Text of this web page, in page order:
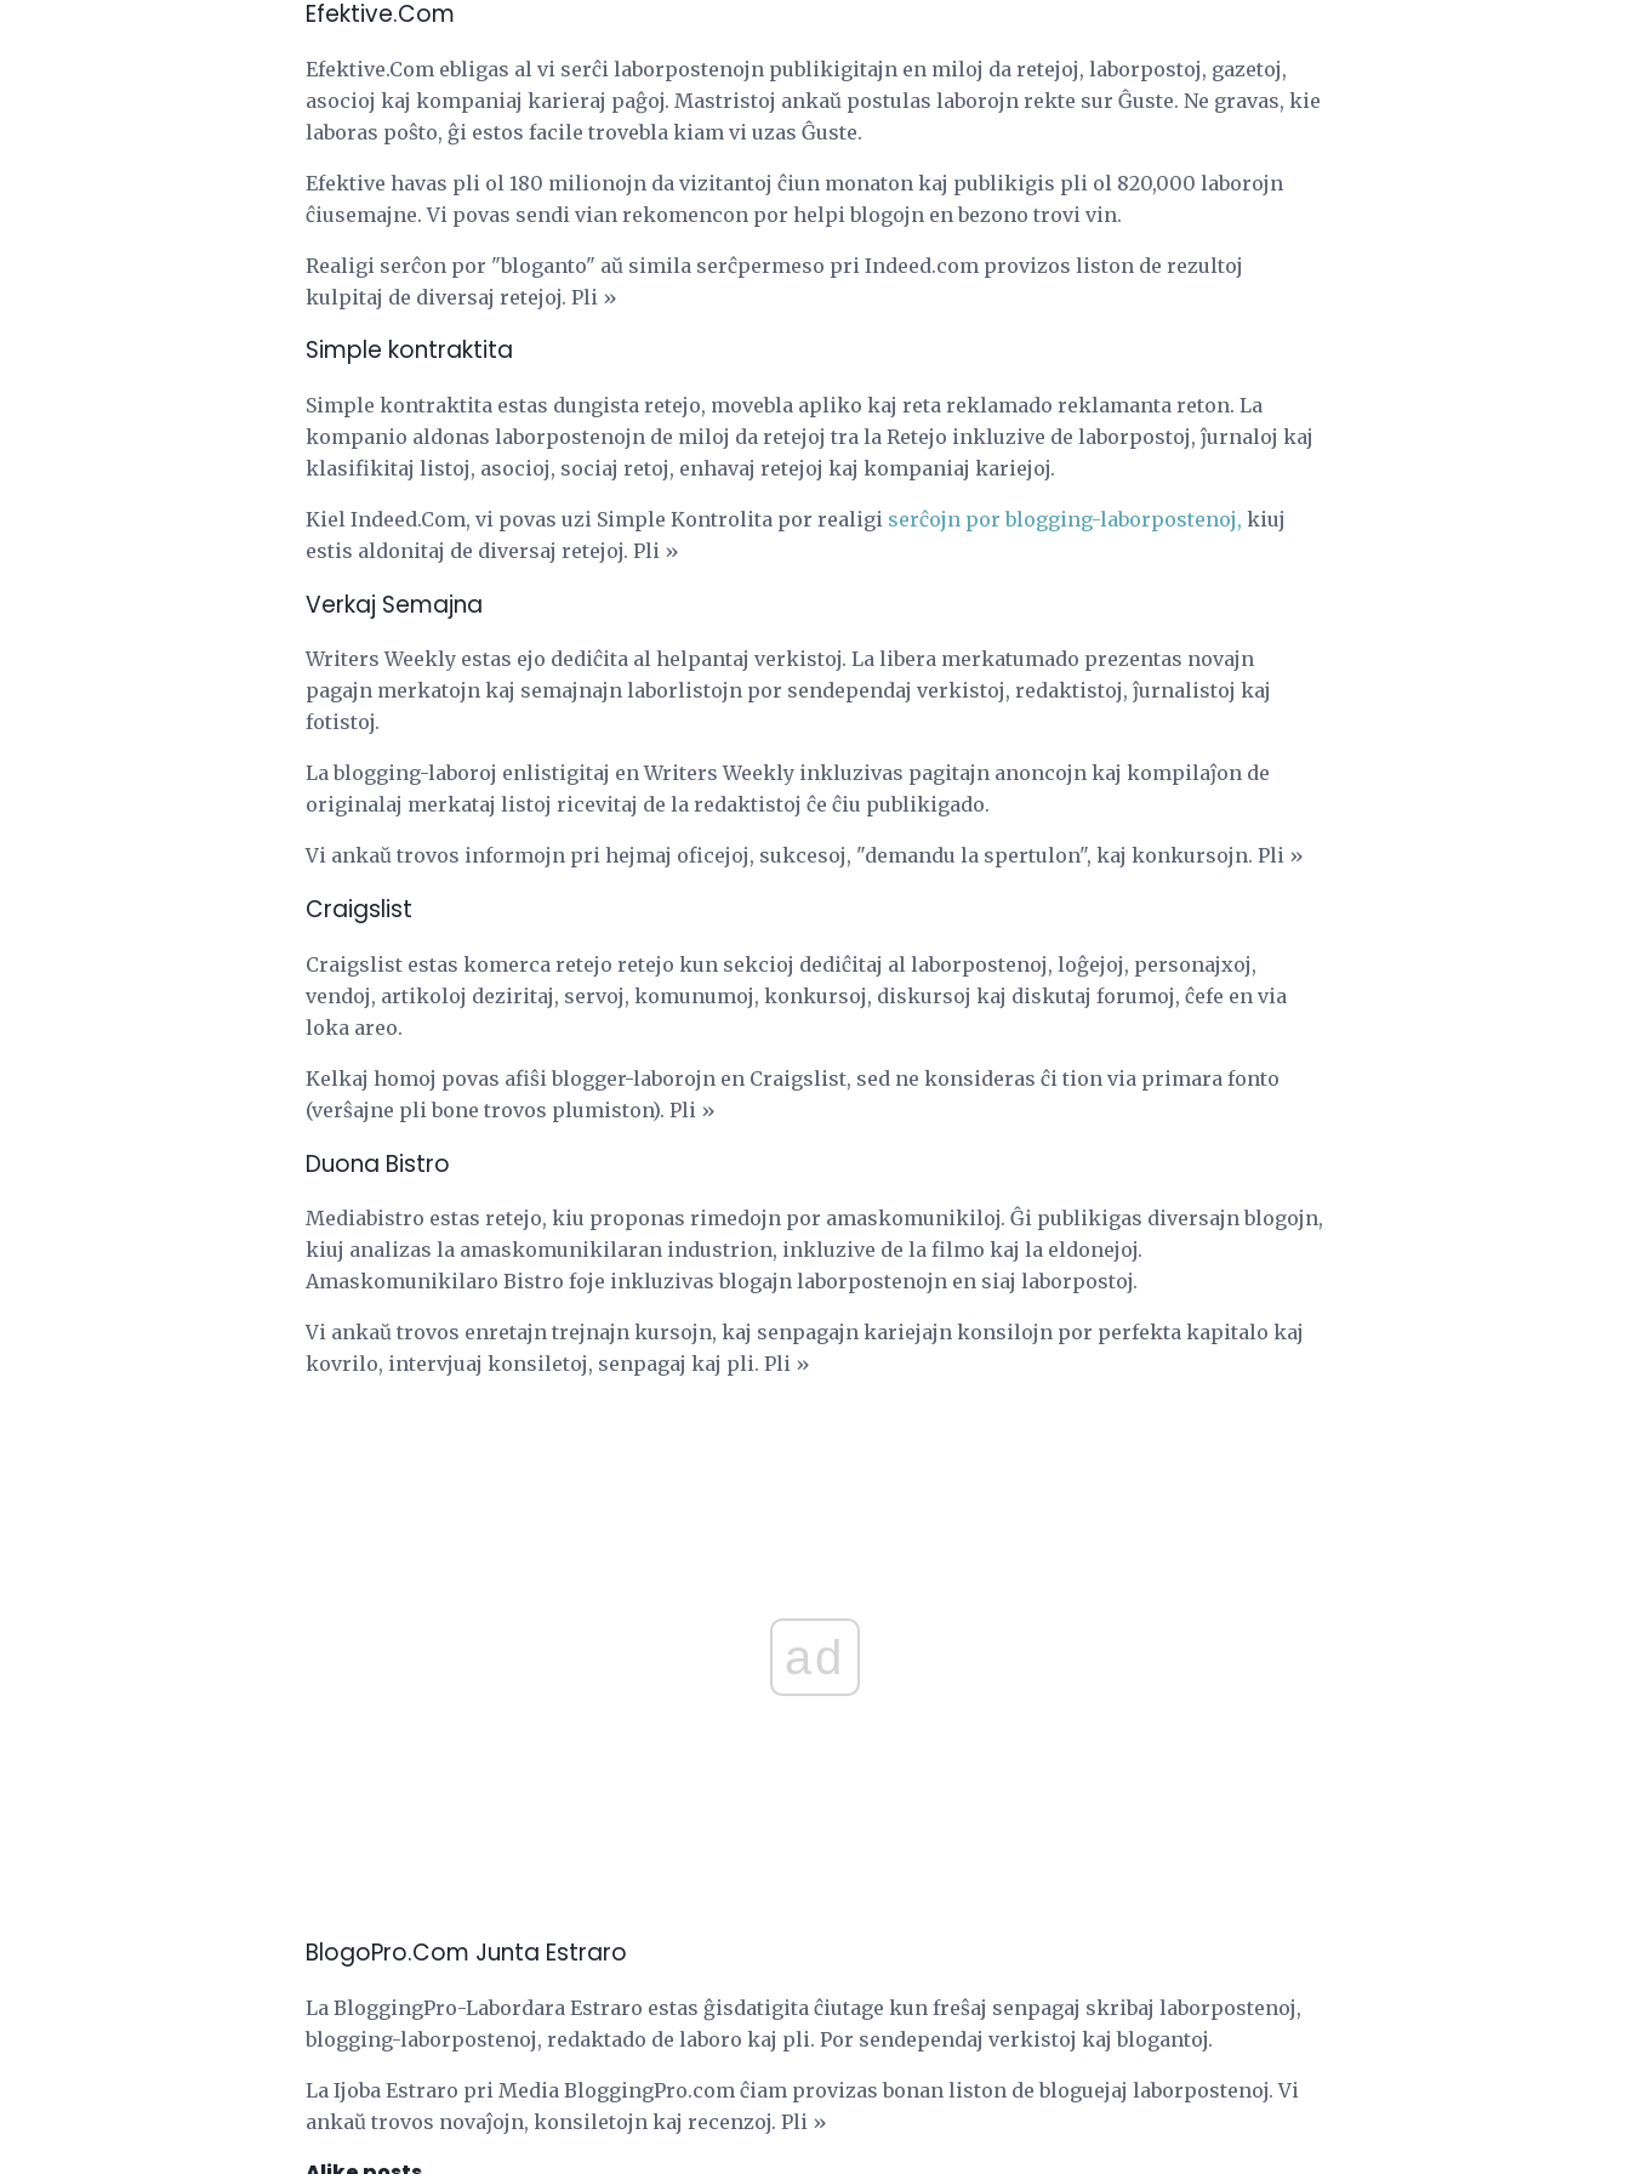
Efektive.Com
Efektive.Com ebligas al vi serĉi laborpostenojn publikigitajn en miloj da retejoj, laborpostoj, gazetoj,
asocioj kaj kompaniaj karieraj paĝoj. Mastristoj ankaŭ postulas laborojn rekte sur Ĝuste. Ne gravas, kie
laboras poŝto, ĝi estos facile trovebla kiam vi uzas Ĝuste.
Efektive havas pli ol 180 milionojn da vizitantoj ĉiun monaton kaj publikigis pli ol 820,000 laborojn
ĉiusemajne. Vi povas sendi vian rekomencon por helpi blogojn en bezono trovi vin.
Realigi serĉon por "bloganto" aŭ simila serĉpermeso pri Indeed.com provizos liston de rezultoj
kulpitaj de diversaj retejoj. Pli »
Simple kontraktita
Simple kontraktita estas dungista retejo, movebla apliko kaj reta reklamado reklamanta reton. La
kompanio aldonas laborpostenojn de miloj da retejoj tra la Retejo inkluzive de laborpostoj, ĵurnaloj kaj
klasifikitaj listoj, asocioj, sociaj retoj, enhavaj retejoj kaj kompaniaj kariejoj.
Kiel Indeed.Com, vi povas uzi Simple Kontrolita por realigi serĉojn por blogging-laborpostenoj, kiuj
estis aldonitaj de diversaj retejoj. Pli »
Verkaj Semajna
Writers Weekly estas ejo dediĉita al helpantaj verkistoj. La libera merkatumado prezentas novajn
pagajn merkatojn kaj semajnajn laborlistojn por sendependaj verkistoj, redaktistoj, ĵurnalistoj kaj
fotistoj.
La blogging-laboroj enlistigitaj en Writers Weekly inkluzivas pagitajn anoncojn kaj kompilaĵon de
originalaj merkataj listoj ricevitaj de la redaktistoj ĉe ĉiu publikigado.
Vi ankaŭ trovos informojn pri hejmaj oficejoj, sukcesoj, "demandu la spertulon", kaj konkursojn. Pli »
Craigslist
Craigslist estas komerca retejo retejo kun sekcioj dediĉitaj al laborpostenoj, loĝejoj, personajxoj,
vendoj, artikoloj deziritaj, servoj, komunumoj, konkursoj, diskursoj kaj diskutaj forumoj, ĉefe en via
loka areo.
Kelkaj homoj povas afiŝi blogger-laborojn en Craigslist, sed ne konsideras ĉi tion via primara fonto
(verŝajne pli bone trovos plumiston). Pli »
Duona Bistro
Mediabistro estas retejo, kiu proponas rimedojn por amaskomunikiloj. Ĝi publikigas diversajn blogojn,
kiuj analizas la amaskomunikilaran industrion, inkluzive de la filmo kaj la eldonejoj.
Amaskomunikilaro Bistro foje inkluzivas blogajn laborpostenojn en siaj laborpostoj.
Vi ankaŭ trovos enretajn trejnajn kursojn, kaj senpagajn kariejajn konsilojn por perfekta kapitalo kaj
kovrilo, intervjuaj konsiletoj, senpagaj kaj pli. Pli »
ad
BlogoPro.Com Junta Estraro
La BloggingPro-Labordara Estraro estas ĝisdatigita ĉiutage kun freŝaj senpagaj skribaj laborpostenoj,
blogging-laborpostenoj, redaktado de laboro kaj pli. Por sendependaj verkistoj kaj blogantoj.
La Ijoba Estraro pri Media BloggingPro.com ĉiam provizas bonan liston de bloguejaj laborpostenoj. Vi
ankaŭ trovos novaĵojn, konsiletojn kaj recenzoj. Pli »